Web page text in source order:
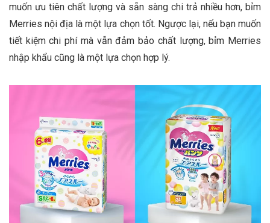
muốn ưu tiên chất lượng và sẵn sàng chi trả nhiều hơn, bỉm
Merries nội địa là một lựa chọn tốt. Ngược lại, nếu bạn muốn
tiết kiệm chi phí mà vẫn đảm bảo chất lượng, bỉm Merries
nhập khẩu cũng là một lựa chọn hợp lý.